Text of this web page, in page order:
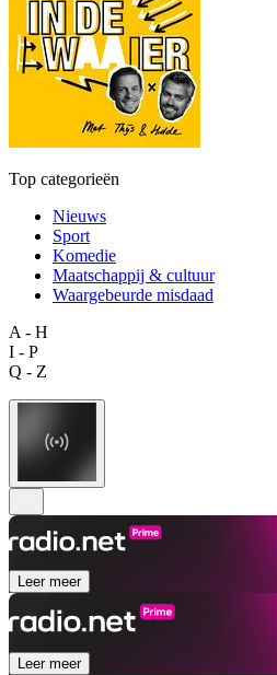
Top categorieën
Nieuws
Sport
Komedie
Maatschappij & cultuur
Waargebeurde misdaad
A - H
I - P
Q - Z
Leer meer
Leer meer